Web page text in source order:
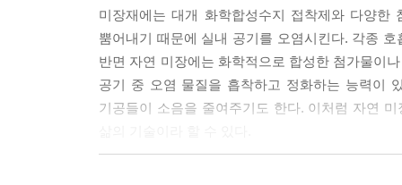
미장재에는 대개 화학합성수지 접착제와 다양한
뿜어내기 때문에 실내 공기를 오염시킨다. 각종
반면 자연 미장에는 화학적으로 합성한 첨가물이
공기 중 오염 물질을 흡착하고 정화하는 능력이
기공들이 소음을 줄여주기도 한다. 이처럼 자연